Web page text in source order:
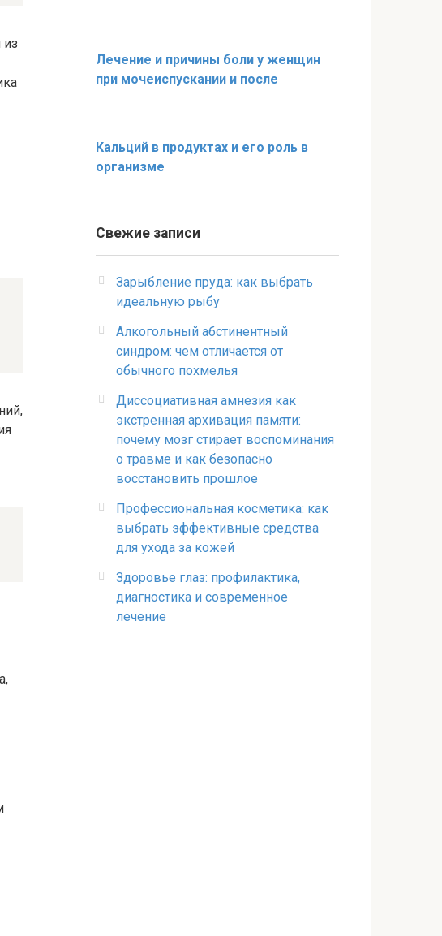
из
Лечение и причины боли у женщин
при мочеиспускании и после
Кальций в продуктах и его роль в
организме
Свежие записи
Зарыбление пруда: как выбрать
идеальную рыбу
Алкогольный абстинентный
синдром: чем отличается от
обычного похмелья
Диссоциативная амнезия как
экстренная архивация памяти:
почему мозг стирает воспоминания
о травме и как безопасно
восстановить прошлое
Профессиональная косметика: как
выбрать эффективные средства
для ухода за кожей
Здоровье глаз: профилактика,
диагностика и современное
лечение